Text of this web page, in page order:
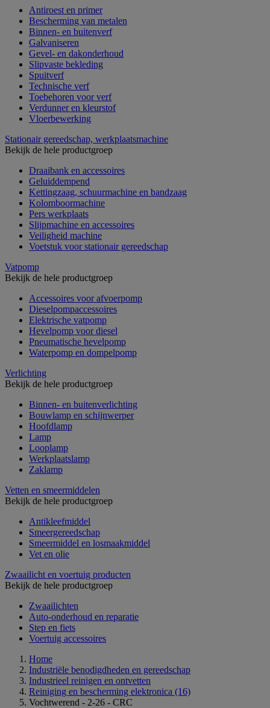
Antiroest en primer
Bescherming van metalen
Binnen- en buitenverf
Galvaniseren
Gevel- en dakonderhoud
Slipvaste bekleding
Spuitverf
Technische verf
Toebehoren voor verf
Verdunner en kleurstof
Vloerbewerking
Stationair gereedschap, werkplaatsmachine
Bekijk de hele productgroep
Draaibank en accessoires
Geluiddempend
Kettingzaag, schuurmachine en bandzaag
Kolomboormachine
Pers werkplaats
Slijpmachine en accessoires
Veiligheid machine
Voetstuk voor stationair gereedschap
Vatpomp
Bekijk de hele productgroep
Accessoires voor afvoerpomp
Dieselpompaccessoires
Elektrische vatpomp
Hevelpomp voor diesel
Pneumatische hevelpomp
Waterpomp en dompelpomp
Verlichting
Bekijk de hele productgroep
Binnen- en buitenverlichting
Bouwlamp en schijnwerper
Hoofdlamp
Lamp
Looplamp
Werkplaatslamp
Zaklamp
Vetten en smeermiddelen
Bekijk de hele productgroep
Antikleefmiddel
Smeergereedschap
Smeermiddel en losmaakmiddel
Vet en olie
Zwaailicht en voertuig producten
Bekijk de hele productgroep
Zwaailichten
Auto-onderhoud en reparatie
Step en fiets
Voertuig accessoires
Home
Industriële benodigdheden en gereedschap
Industrieel reinigen en ontvetten
Reiniging en bescherming elektronica (16)
Vochtwerend - 2-26 - CRC